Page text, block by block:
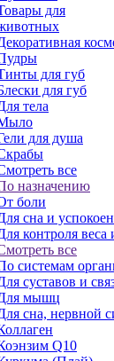
для
для губ
для губ
тела
для душа
все
назначению
боли
сна и
контроля
все
системам
суставов и
мышц
сна, нервной
Q10